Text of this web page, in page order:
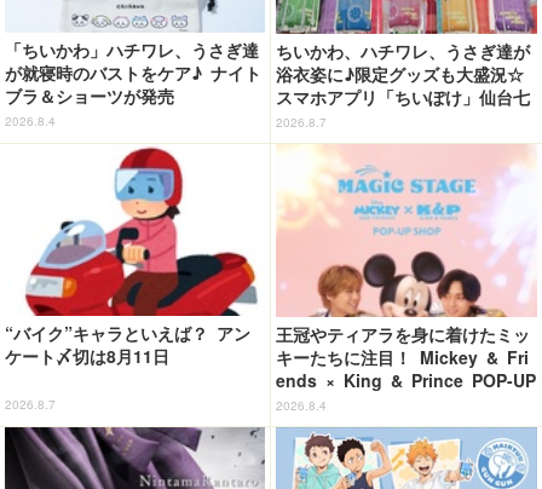
「ちいかわ」ハチワレ、うさぎ達
が就寝時のバストをケア♪ ナイト
ブラ＆ショーツが発売
2026.8.4
ちいかわ、ハチワレ、うさぎ達が
浴衣姿に♪限定グッズも大盛況☆
スマホアプリ「ちいぽけ」仙台七
夕まつりに七夕飾りを掲出【レ
ポ】
2026.8.7
“バイク”キャラといえば？ アン
ケート〆切は8月11日
2026.8.7
王冠やティアラを身に着けたミッ
キーたちに注目！ Mickey & Fri
ends × King & Prince POP-UP
SHOP「MAGIC STAGE」に新商
品登場
2026.8.4